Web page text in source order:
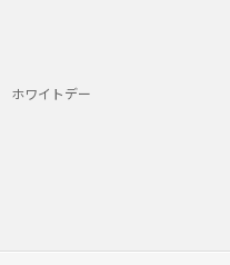
ホワイトデー